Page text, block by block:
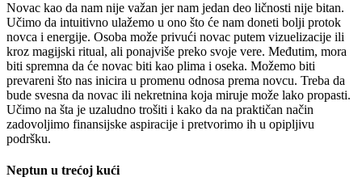
Novac kao da nam nije važan jer nam jedan deo ličnosti nije bitan.
Učimo da intuitivno ulažemo u ono što će nam doneti bolji protok
novca i energije. Osoba može privući novac putem vizuelizacije ili
kroz magijski ritual, ali ponajviše preko svoje vere. Međutim, mora
biti spremna da će novac biti kao plima i oseka. Možemo biti
prevareni što nas inicira u promenu odnosa prema novcu. Treba da
bude svesna da novac ili nekretnina koja miruje može lako propasti.
Učimo na šta je uzaludno trošiti i kako da na praktičan način
zadovoljimo finansijske aspiracije i pretvorimo ih u opipljivu
podršku.
Neptun u trećoj kući